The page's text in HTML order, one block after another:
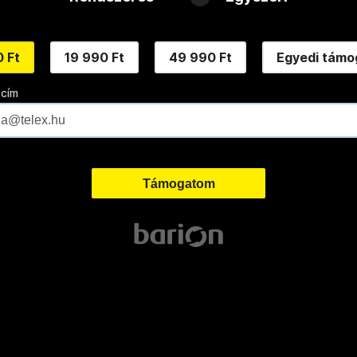
Ft 19 990 Ft 49 990 Ft Egyedi